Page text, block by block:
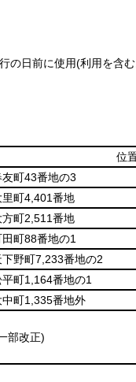
の日前に使用(利用を含
位
町43番地の3
町4,401番地
町2,511番地
町88番地の1
野町7,233番地の2
町1,164番地の1
町1,335番地外
部改正)